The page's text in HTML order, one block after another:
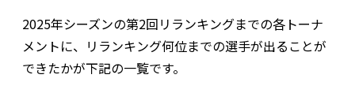
2025年シーズンの第2回リランキングまでの各トーナ
メントに、リランキング何位までの選手が出ることが
できたかが下記の一覧です。